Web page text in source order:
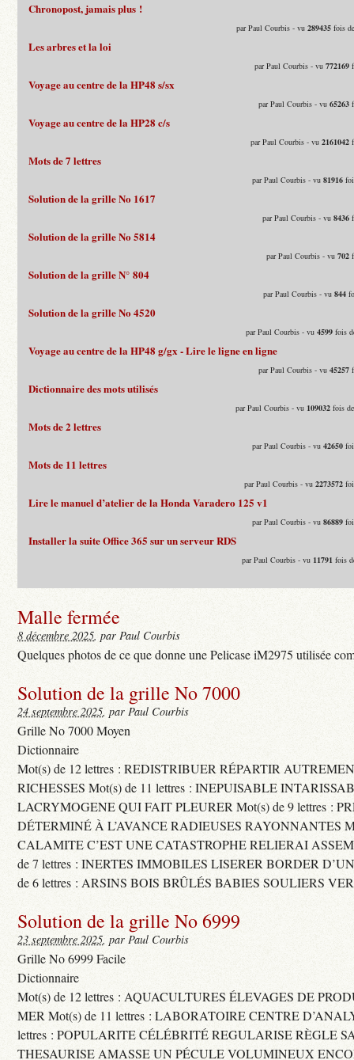
Chronopost, jamais plus !
par Paul Courbis - vu289435 fois
Les arbres et la loi
par Paul Courbis - vu772169
Voyage au centre de la HP48 s/sx
par Paul Courbis - vu65263
Voyage au centre de la HP28 c/s
par Paul Courbis - vu2161042
Mots de 7 lettres
par Paul Courbis - vu81916
Solution de la grille No 1617
par Paul Courbis - vu8436
Solution de la grille No 5814
par Paul Courbis - vu702
Solution de la grille N° 804
par Paul Courbis - vu844
Solution de la grille No 4520
par Paul Courbis - vu4599 fois
Voyage au centre de la HP48 g/gx - Lire le ligne en ligne
par Paul Courbis - vu45257
Dictionnaire des mots utilisés
par Paul Courbis - vu 109032 fois
Mots de 2 lettres
par Paul Courbis - vu42650
Mots de 11 lettres
par Paul Courbis - vu2273572
Lire le manuel d’atelier de la Honda Varadero 125 v1
par Paul Courbis - vu86889
Installer la suite Office 365 sur un serveur RDS
par Paul Courbis - vu 11791 fois
Malle fermée
8 décembre 2025, par Paul Courbis
Quelques photos de ce que donne une Pelicase iM2975 utilisée
Solution de la grille No 7000
24 septembre 2025, par Paul Courbis
Grille No 7000 Moyen
Dictionnaire
Mot(s) de 12 lettres : REDISTRIBUER RÉPARTIR
RICHESSES Mot(s) de 11 lettres : INEPUISABLE
LACRYMOGENE QUI FAIT PLEURER Mot(s) de 9 lettres :
DÉTERMINÉ À L’AVANCE RADIEUSES RAYONNANTES
CALAMITE C’EST UNE CATASTROPHE RELIERAI
de 7 lettres : INERTES IMMOBILES LISERER BORDER
de 6 lettres : ARSINS BOIS BRÛLÉS BABIES SOULIERS
Solution de la grille No 6999
23 septembre 2025, par Paul Courbis
Grille No 6999 Facile
Dictionnaire
Mot(s) de 12 lettres : AQUACULTURES ÉLEVAGES DE
MER Mot(s) de 11 lettres : LABORATOIRE CENTRE
lettres : POPULARITE CÉLÉBRITÉ REGULARISE RÈGLE
THESAURISE AMASSE UN PÉCULE VOLUMINEUX